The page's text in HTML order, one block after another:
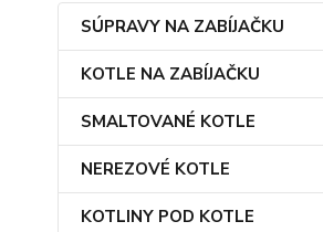
SÚPRAVY NA ZABÍJAČKU
KOTLE NA ZABÍJAČKU
SMALTOVANÉ KOTLE
NEREZOVÉ KOTLE
KOTLINY POD KOTLE